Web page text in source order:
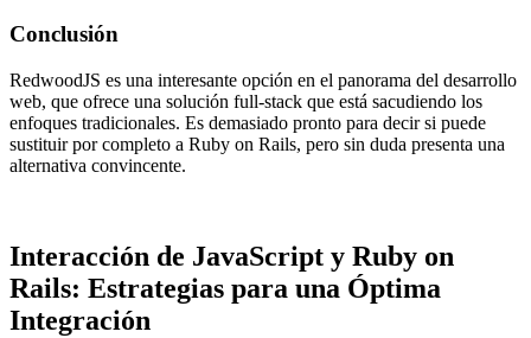
Conclusión
RedwoodJS es una interesante opción en el panorama del desarrollo
web, que ofrece una solución full-stack que está sacudiendo los
enfoques tradicionales. Es demasiado pronto para decir si puede
sustituir por completo a Ruby on Rails, pero sin duda presenta una
alternativa convincente.
Interacción de JavaScript y Ruby on
Rails: Estrategias para una Óptima
Integración